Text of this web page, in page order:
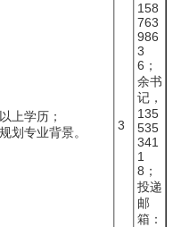
上学历；
划专业背景。
3
158
763
986
3
6；
余书
记，
135
535
341
1
8；
投递
邮
箱：